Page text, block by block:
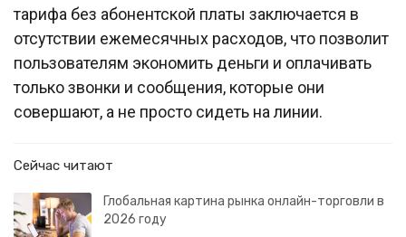
тарифа без абонентской платы заключается в
отсутствии ежемесячных расходов, что позволит
пользователям экономить деньги и оплачивать
только звонки и сообщения, которые они
совершают, а не просто сидеть на линии.
Сейчас читают
Глобальная картина рынка онлайн-торговли в
2026 году